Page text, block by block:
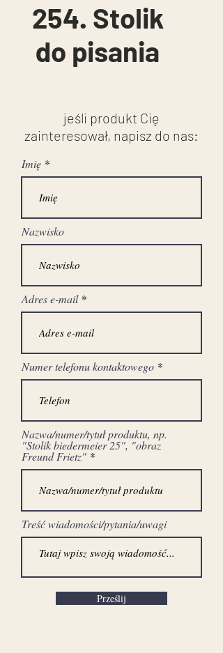
254. Stolik
do pisania
jeśli produkt Cię
zainteresował, napisz do nas:
Imię
Nazwisko
Adres e-mail
Numer telefonu kontaktowego
Nazwa/numer/tytuł produktu, np.
"Stolik biedermeier 25", "obraz
Freund Frietz"
Treść wiadomości/pytania/uwagi
Prześlij